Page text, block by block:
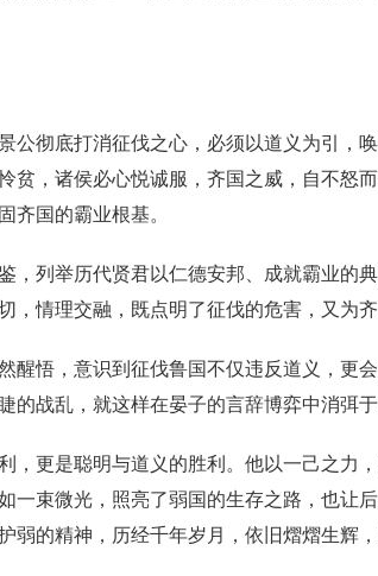
公彻底打消征伐之心，必须以道义为引，
贫，诸侯必心悦诚服，齐国之威，自不怒
齐国的霸业根基。
，列举历代贤君以仁德安邦、成就霸业的
，情理交融，既点明了征伐的危害，又为
醒悟，意识到征伐鲁国不仅违反道义，更
战乱，就这样在晏子的言辞博弈中消弭于
，更是聪明与道义的胜利。他以一己之力
一束微光，照亮了弱国的生存之路，也
弱的精神，历经千年岁月，依旧熠熠生辉